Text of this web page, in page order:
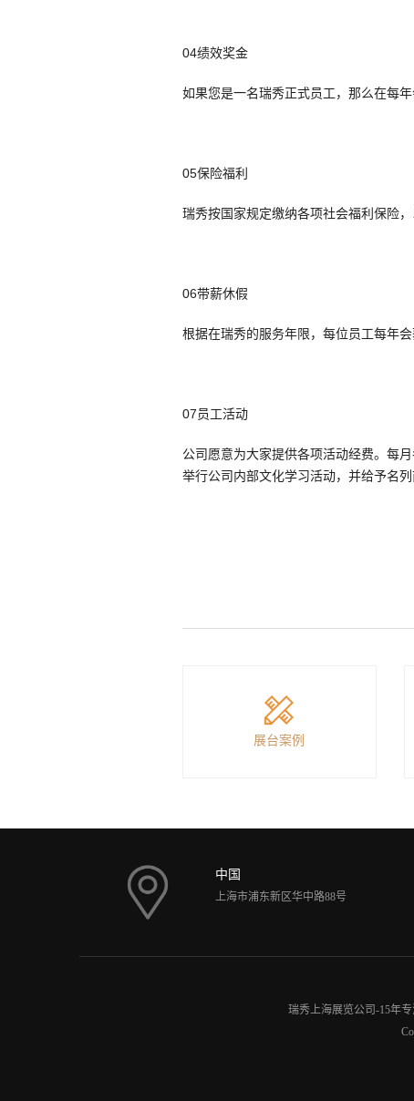
04绩效奖金
如果您是一名瑞秀正式员工，那么在每
05保险福利
瑞秀按国家规定缴纳各项社会福利保险，
06带薪休假
根据在瑞秀的服务年限，每位员工每年
07员工活动
公司愿意为大家提供各项活动经费。每
举行公司内部文化学习活动，并给予名列
展台案例
中国
上海市浦东新区华中路88号
瑞秀上海展览公司 -15年